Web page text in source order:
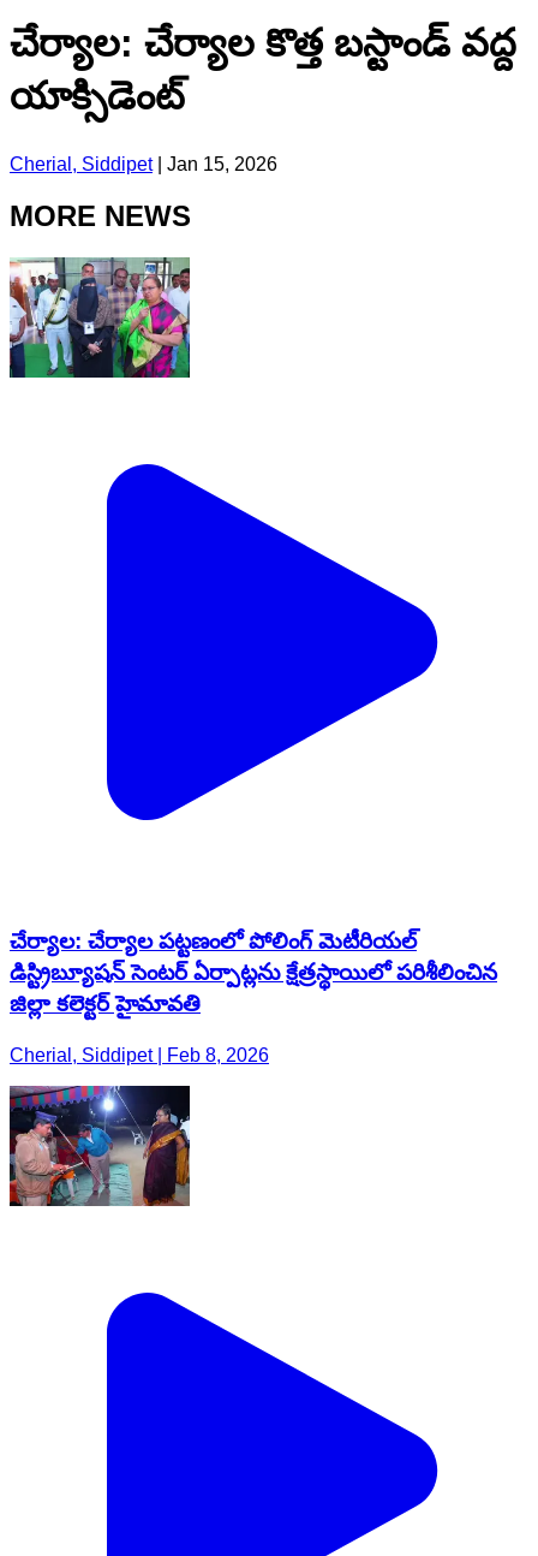
చేర్యాల: చేర్యాల కొత్త బస్టాండ్ వద్ద
యాక్సిడెంట్
Cherial, Siddipet| Jan 15, 2026
MORE NEWS
చేర్యాల: చేర్యాల పట్టణంలో పోలింగ్ మెటీరియల్
డిస్ట్రిబ్యూషన్ సెంటర్ ఏర్పాట్లను క్షేత్రస్థాయిలో పరిశీలించిన
జిల్లా కలెక్టర్ హైమావతి
Cherial, Siddipet | Feb 8, 2026